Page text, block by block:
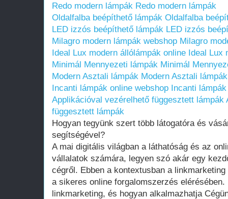
Redo modern lámpák Redo modern lámpák
Oldalfalba beépíthető lámpák Oldalfalba
LED izzós beépíthető lámpák LED izzós
Milagro modern lámpák webshop Milagro
Ideal Lux modern állólámpák online Ideal Lux
Minimál Mennyezeti lámpák Minimál
Modern Asztali lámpák Modern Asztali lámpák
Incanti lámpák online webshop Incanti
Applikációval vezérelhető függesztett lámpák
függesztett lámpák
Hogyan tegyünk szert több látogatóra és
segítségével?
A mai digitális világban a láthatóság és az
vállalatok számára, legyen szó akár egy
cégről. Ebben a kontextusban a
a sikeres online forgalomszerzés
linkmarketing, és hogyan alkalmazhatja